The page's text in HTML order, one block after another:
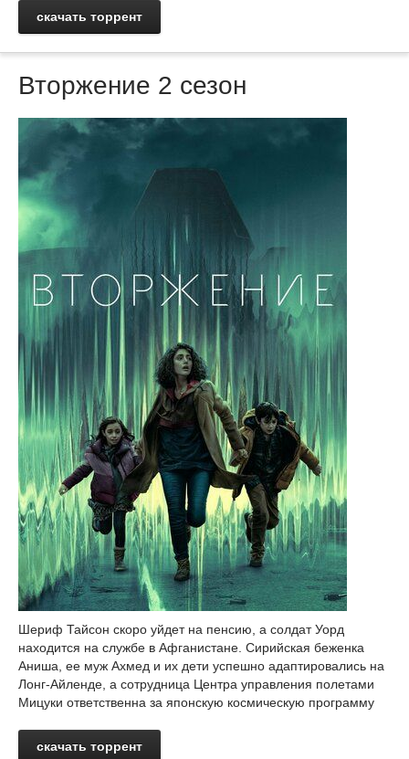
скачать торрент
Вторжение 2 сезон
Шериф Тайсон скоро уйдет на пенсию, а солдат Уорд
находится на службе в Афганистане. Сирийская беженка
Аниша, ее муж Ахмед и их дети успешно адаптировались на
Лонг-Айленде, а сотрудница Центра управления полетами
Мицуки ответственна за японскую космическую программу
скачать торрент